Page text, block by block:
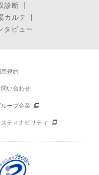
診断
カルテ
タビュー
規約
問い合わせ
ループ企業
ティナビリティ